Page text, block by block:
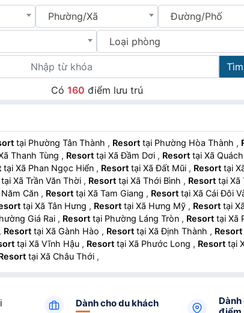
Phường/Xã Đường/Phố
Loại phòng
Có 160 điểm lưu trú
tại Phường Tân Thành , Resort tại Phường Hòa Thành ,
Xã Thanh Tùng , Resort tại Xã Đầm Dơi , Resort tại Xã
tại Xã Phan Ngọc Hiển , Resort tại Xã Đất Mũi , Resort
tại Xã Trần Văn Thời , Resort tại Xã Thới Bình , Resort tại
Năm Căn , Resort tại Xã Tam Giang , Resort tại Xã Cái Đôi
tại Xã Tân Hưng , Resort tại Xã Hưng Mỹ , Resort
Phường Giá Rai , Resort tại Phường Láng Tròn , Resort tại
, Resort tại Xã Gành Hào , Resort tại Xã Định Thành , Resort
tại Xã Vĩnh Hậu , Resort tại Xã Phước Long , Resort
tại Xã Châu Thới ,
Dành cho du khách